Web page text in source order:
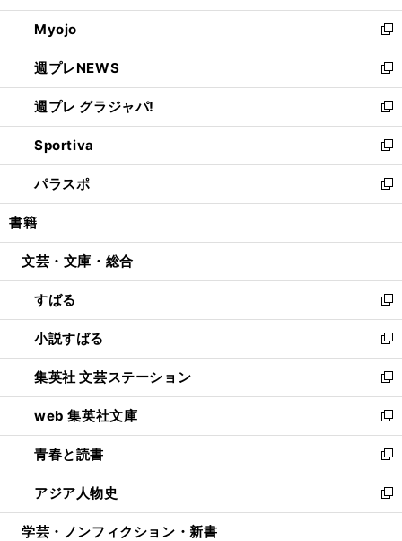
開
く
ウ
で
開
く
ン
ド
ウ
で
開
く
ウ
ィ
ン
ド
ウ
で
開
く
Myojo
新
し
い
ウ
ィ
ン
ド
ウ
で
開
週プレNEWS
新
し
い
ウ
ィ
ン
ド
ウ
開
週プレ グラジャパ!
新
し
い
ウ
ィ
ン
ウ
開
く
Sportiva
新
し
い
ウ
ン
ウ
で
開
く
パラスポ
新
し
ウ
ン
ド
ウ
で
開
く
書籍
文芸・文庫・総合
すばる
新
し
い
ウ
ィ
ン
ド
ウ
で
開
く
小説すばる
新
し
い
ウ
ィ
ン
ド
ウ
で
開
集英社 文芸ステーション
新
し
い
ウ
ィ
ン
ド
ウ
web 集英社文庫
新
し
い
ウ
ィ
ン
青春と読書
新
し
い
ウ
アジア人物史
新
し
学芸・ノンフィクション・新書